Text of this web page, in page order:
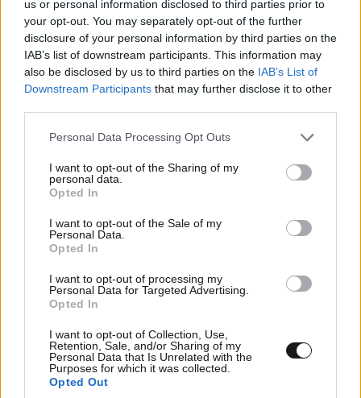
us or personal information disclosed to third parties prior to
your opt-out. You may separately opt-out of the further
disclosure of your personal information by third parties on the
IAB’s list of downstream participants. This information may
also be disclosed by us to third parties on the IAB’s List of
Downstream Participants that may further disclose it to other
Please note that this website/app uses one or more Google
not limited to your visit or usage behaviour. You may click to
grant or deny consent to Google and its third-party tags to
use your data for below specified purposes in below Google
consent section.
Personal Data Processing Opt Outs
I want to opt-out of the Sharing of my
personal data.
Opted In
I want to opt-out of the Sale of my
Personal Data.
Opted In
I want to opt-out of processing my
Personal Data for Targeted Advertising.
Opted In
I want to opt-out of Collection, Use,
Retention, Sale, and/or Sharing of my
Personal Data that Is Unrelated with the
Purposes for which it was collected.
Opted Out
ΣΧΌΛΙΑ ΑΝΑΓΝΩΣΤΏΝ
ΠΡΟΣΘΕΣΤΕ ΤΟ ΣΧΟΛΙΟ ΣΑΣ